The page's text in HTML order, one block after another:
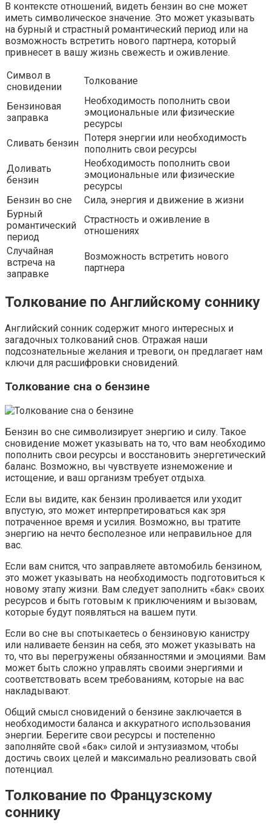
В контексте отношений, видеть бензин во сне может
иметь символическое значение. Это может указывать
на бурный и страстный романтический период или на
возможность встретить нового партнера, который
привнесет в вашу жизнь свежесть и оживление.
Символ в
сновидении
Толкование
Бензиновая
заправка
Необходимость пополнить свои
эмоциональные или физические
ресурсы
Сливать бензин
Потеря энергии или необходимость
пополнить свои ресурсы
Доливать
бензин
Необходимость пополнить свои
эмоциональные или физические
ресурсы
Бензин во сне
Сила, энергия и движение в жизни
Бурный
романтический
период
Страстность и оживление в
отношениях
Случайная
встреча на
заправке
Возможность встретить нового
партнера
Толкование по Английскому соннику
Английский сонник содержит много интересных и
загадочных толкований снов. Отражая наши
подсознательные желания и тревоги, он предлагает нам
ключи для расшифровки сновидений.
Толкование сна о бензине
Бензин во сне символизирует энергию и силу. Такое
сновидение может указывать на то, что вам необходимо
пополнить свои ресурсы и восстановить энергетический
баланс. Возможно, вы чувствуете изнеможение и
истощение, и ваш организм требует отдыха.
Если вы видите, как бензин проливается или уходит
впустую, это может интерпретироваться как зря
потраченное время и усилия. Возможно, вы тратите
энергию на нечто бесполезное или неправильное для
вас.
Если вам снится, что заправляете автомобиль бензином,
это может указывать на необходимость подготовиться к
новому этапу жизни. Вам следует заполнить «бак» своих
ресурсов и быть готовым к приключениям и вызовам,
которые будут появляться на вашем пути.
Если во сне вы спотыкаетесь о бензиновую канистру
или наливаете бензин на себя, это может указывать на
то, что вы перегружены обязанностями и эмоциями. Вам
может быть сложно управлять своими энергиями и
соответствовать всем требованиям, которые на вас
накладывают.
Общий смысл сновидений о бензине заключается в
необходимости баланса и аккуратного использования
энергии. Берегите свои ресурсы и постепенно
заполняйте свой «бак» силой и энтузиазмом, чтобы
достичь своих целей и максимально реализовать свой
потенциал.
Толкование по Французскому
соннику